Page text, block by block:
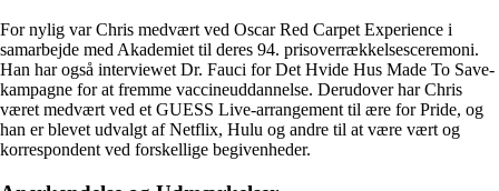
For nylig var Chris medvært ved Oscar Red Carpet Experience i
samarbejde med Akademiet til deres 94. prisoverrækkelsesceremoni.
Han har også interviewet Dr. Fauci for Det Hvide Hus Made To Save-
kampagne for at fremme vaccineuddannelse. Derudover har Chris
været medvært ved et GUESS Live-arrangement til ære for Pride, og
han er blevet udvalgt af Netflix, Hulu og andre til at være vært og
korrespondent ved forskellige begivenheder.